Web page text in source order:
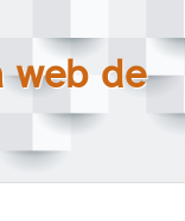
navegación
en todas las
páginas
web de